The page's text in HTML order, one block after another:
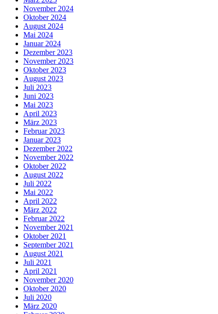
November 2024
Oktober 2024
August 2024
Mai 2024
Januar 2024
Dezember 2023
November 2023
Oktober 2023
August 2023
Juli 2023
Juni 2023
Mai 2023
April 2023
März 2023
Februar 2023
Januar 2023
Dezember 2022
November 2022
Oktober 2022
August 2022
Juli 2022
Mai 2022
April 2022
März 2022
Februar 2022
November 2021
Oktober 2021
September 2021
August 2021
Juli 2021
April 2021
November 2020
Oktober 2020
Juli 2020
März 2020